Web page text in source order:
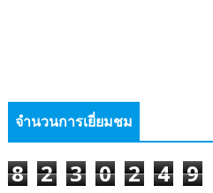
จำนวนการเยี่ยมชม
8 2 3 0 2 4 9